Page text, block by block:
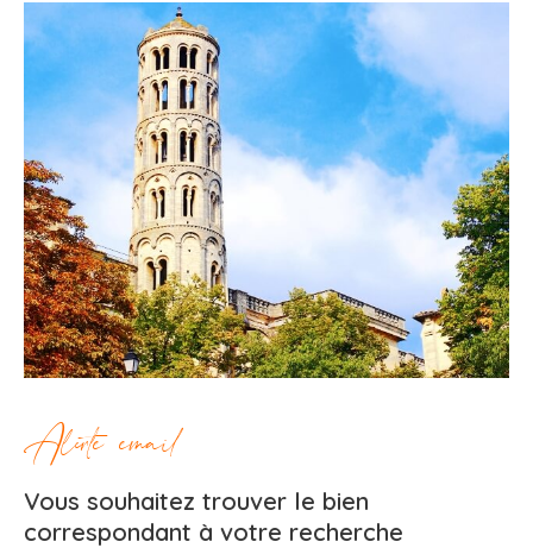
Alerte email
Vous souhaitez trouver le bien
correspondant à votre recherche